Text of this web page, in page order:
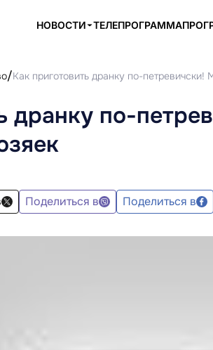
НОВОСТИ ТЕЛЕПРОГРАММА
Как приготовить дранку по-петревичски!
дранку по-
Поделиться в Поделиться в